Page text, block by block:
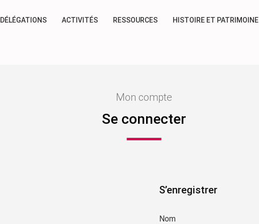
DÉLÉGATIONS ACTIVITÉS RESSOURCES HISTOIRE ET PATRIMOINE
Mon compte
Se connecter
S’enregistrer
Nom